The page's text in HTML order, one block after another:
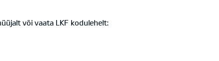
või vaata LKF kodulehelt: